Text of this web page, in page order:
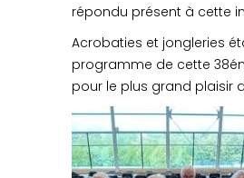
répondu présent à cette
Acrobaties et jongleries
programme de cette
pour le plus grand plaisir